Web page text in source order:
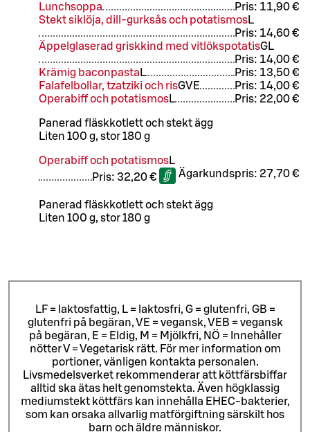
Lunchsoppa Pris: 11,90 €
Stekt siklöja, dill-gurksås och potatismosL
Pris: 14,60 €
Äppelglaserad griskkind med vitlökspotatisGL
Pris: 14,00 €
Krämig baconpasta L Pris: 13,50 €
Falafelbollar, tzatziki och risGVE Pris: 14,00 €
Operabiff och potatismosL Pris: 22,00 €
Panerad fläskkotlett och stekt ägg
Liten 100 g, stor 180 g
Operabiff och potatismosL
Pris: 32,20 € Ägarkundspris: 27,70 €
Panerad fläskkotlett och stekt ägg
Liten 100 g, stor 180 g
LF = laktosfattig, L = laktosfri, G = glutenfri, GB =
glutenfri på begäran, VE = vegansk, VEB = vegansk
på begäran, E = Eldig, M = Mjölkfri, NÖ = Innehåller
nötter V = Vegetarisk rätt. För mer information om
portioner, vänligen kontakta personalen.
Livsmedelsverket rekommenderar att köttfärsbiffar
alltid ska ätas helt genomstekta. Även högklassig
mediumstekt köttfärs kan innehålla EHEC-bakterier,
som kan orsaka allvarlig matförgiftning särskilt hos
barn och äldre människor.